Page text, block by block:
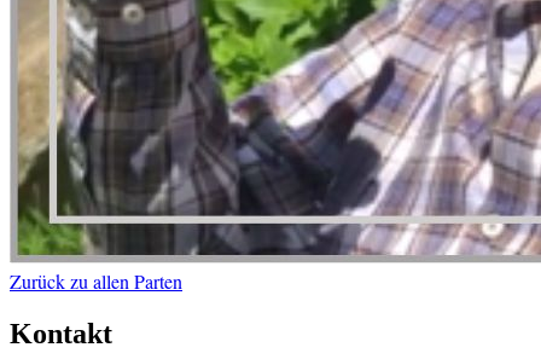
Zurück zu allen Parten
Kontakt